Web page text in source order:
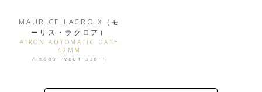
MAURICE LACROIX（モ
ーリス・ラクロア）
AIKON AUTOMATIC DATE
42MM
AI6008-PVB01-330-1